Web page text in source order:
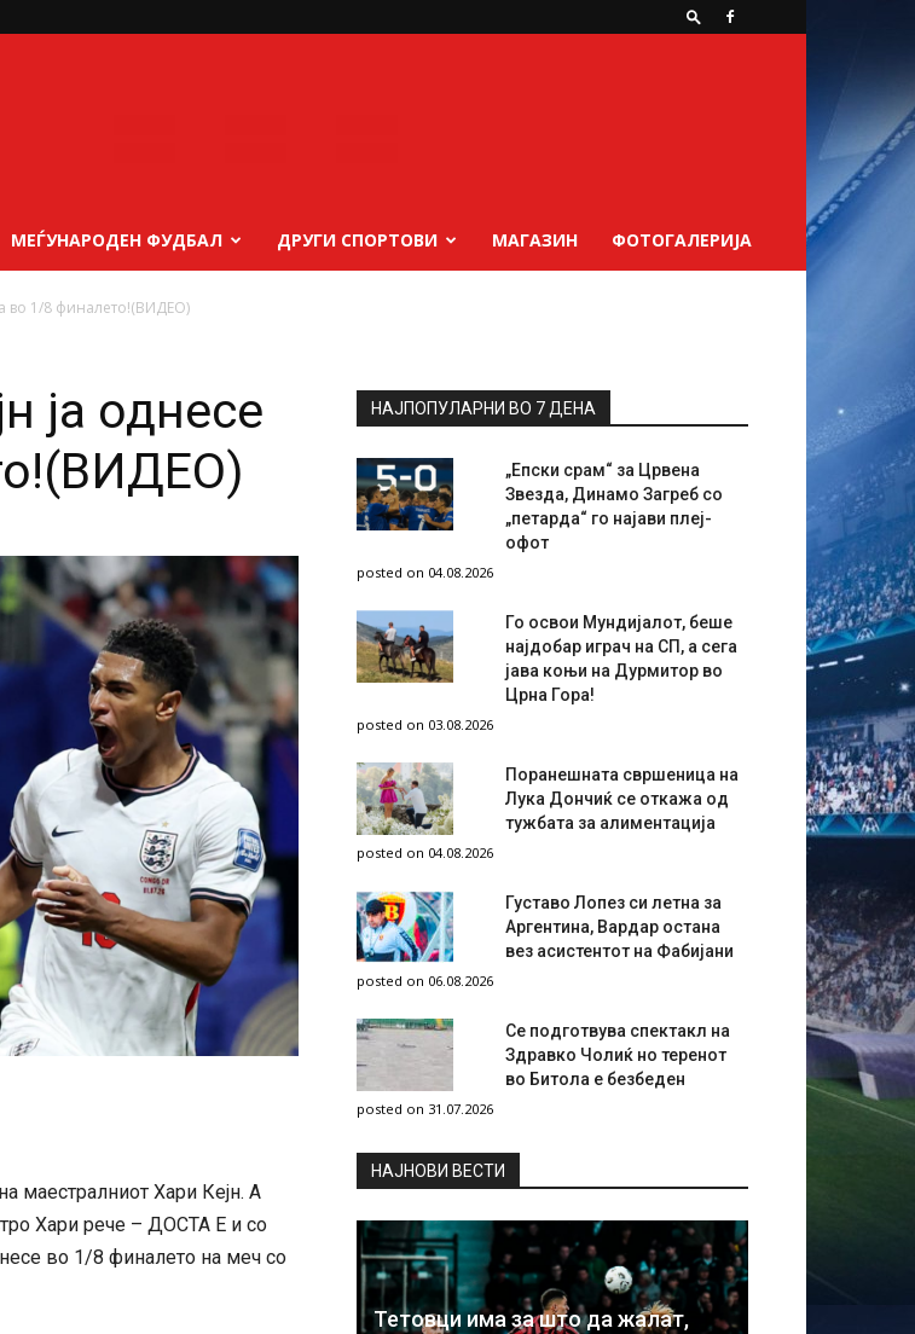
МЕЃУНАРОДЕН ФУДБАЛ ДРУГИ СПОРТОВИ МАГАЗИН ФОТОГАЛЕРИЈА
во 1/8 финалето!(ВИДЕО)
ја однесе
маестралниот Хари Кејн. А
Хари рече – ДОСТА Е и со
во 1/8 финалето на меч со
НАЈПОПУЛАРНИ ВО 7 ДЕНА
„Епски срам“ за Црвена
Звезда, Динамо Загреб со
„петарда“ го најави плеј-
офот
posted on 04.08.2026
Го освои Мундијалот, беше
најдобар играч на СП, а сега
јава коњи на Дурмитор во
Црна Гора!
posted on 03.08.2026
Поранешната свршеница на
Лука Дончиќ се откажа од
тужбата за алиментација
posted on 04.08.2026
Густаво Лопез си летна за
Аргентина, Вардар остана
вез асистентот на Фабијани
posted on 06.08.2026
Се подготвува спектакл на
Здравко Чолиќ но теренот
во Битола е безбеден
posted on 31.07.2026
НAЈНОВИ ВЕСТИ
Тетовци има за што да жалат,